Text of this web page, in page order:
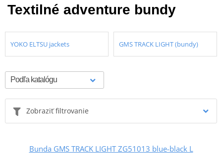
Textilné adventure bundy
YOKO ELTSU jackets GMS TRACK LIGHT (bundy)
Zobraziť filtrovanie
Bunda GMS TRACK LIGHT ZG51013 blue-black L